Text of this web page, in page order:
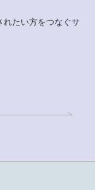
たい方をつなぐサ